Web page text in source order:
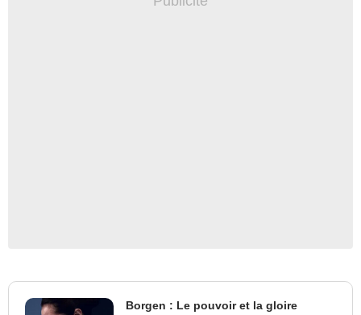
Borgen : Le pouvoir et la gloire